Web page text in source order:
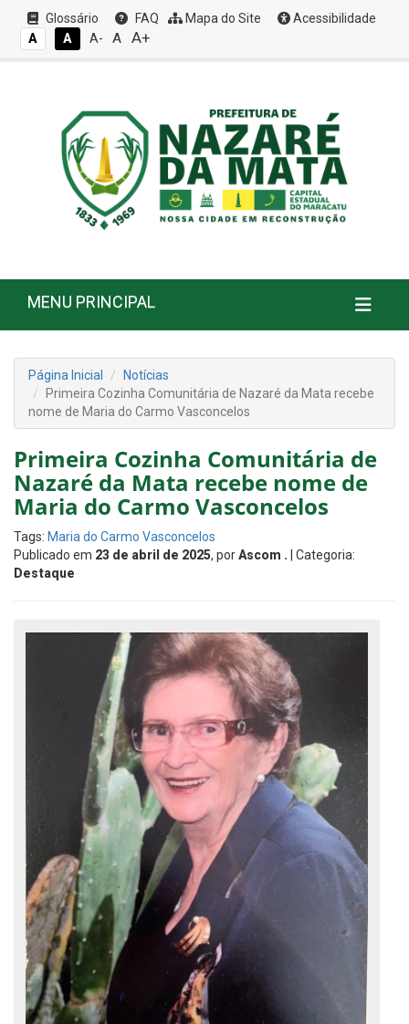
Glossário FAQ Mapa do Site
Acessibilidade
A
A A- A A+
MENU PRINCIPAL
Página Inicial
Notícias
Primeira Cozinha Comunitária de Nazaré da Mata recebe
nome de Maria do Carmo Vasconcelos
Primeira Cozinha Comunitária de
Nazaré da Mata recebe nome de
Maria do Carmo Vasconcelos
Tags: Maria do Carmo Vasconcelos
Publicado em 23 de abril de 2025, porAscom . | Categoria:
Destaque